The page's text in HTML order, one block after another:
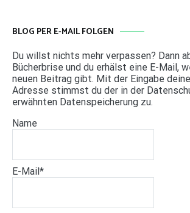
BLOG PER E-MAIL FOLGEN
Du willst nichts mehr verpassen? Dann
Bücherbrise und du erhälst eine E-Mail,
neuen Beitrag gibt. Mit der Eingabe
Adresse stimmst du der in der
erwähnten Datenspeicherung zu.
Name
E-Mail*